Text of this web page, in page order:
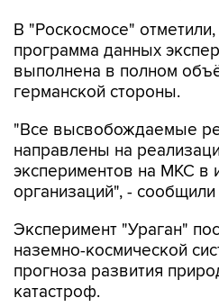
выполнена в полном
германской стороны.
"Все высвобождаемые
экспериментов на МКС в
организаций", - сообщили
Эксперимент "Ураган"
прогноза развития
катастроф.
В ходе эксперимента